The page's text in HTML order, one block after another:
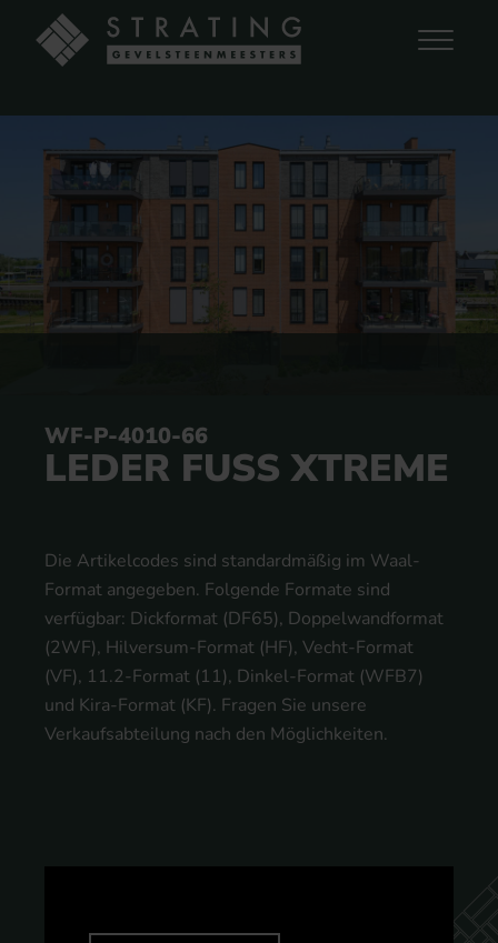
WF-P-4010-66
LEDER FUSS XTREME
Die Artikelcodes sind standardmäßig im Waal-
Format angegeben. Folgende Formate sind
verfügbar: Dickformat (DF65), Doppelwandformat
(2WF), Hilversum-Format (HF), Vecht-Format
(VF), 11.2-Format (11), Dinkel-Format (WFB7)
und Kira-Format (KF). Fragen Sie unsere
Verkaufsabteilung nach den Möglichkeiten.